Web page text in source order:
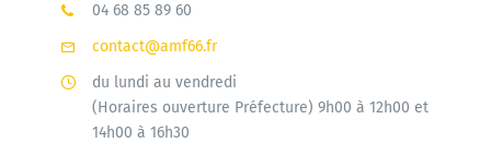
04 68 85 89 60
contact@amf66.fr
du lundi au vendredi
(Horaires ouverture Préfecture) 9h00 à 12h00 et
14h00 à 16h30